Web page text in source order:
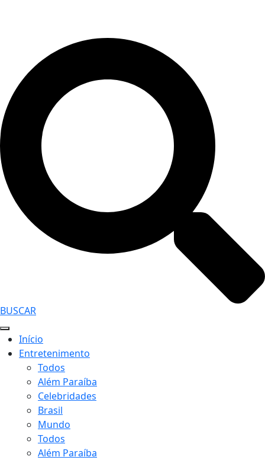
BUSCAR
Início
Entretenimento
Todos
Além Paraíba
Celebridades
Brasil
Mundo
Todos
Além Paraíba